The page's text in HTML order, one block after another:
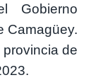
Gobierno
Camagüey.
de